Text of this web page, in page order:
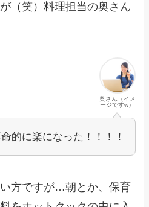
（笑）料理担当の奥さん
奥さん（イメ
ージですw）
的に楽になった！！！！
方ですが…朝とか、保育